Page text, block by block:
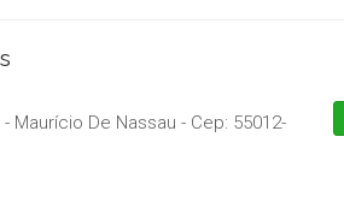
Maurício De Nassau - Cep: 55012-